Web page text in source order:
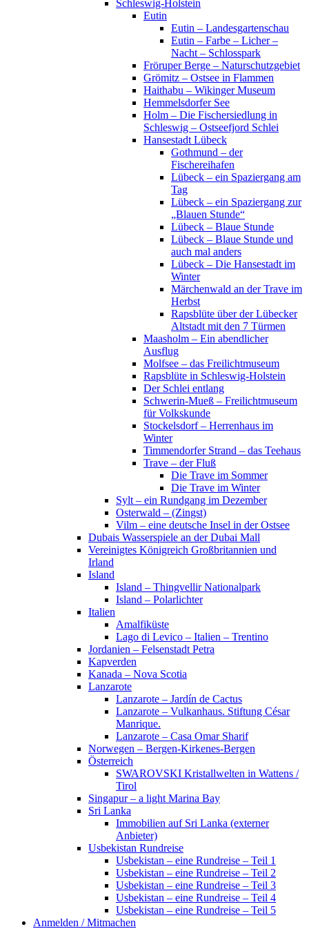
Schleswig-Holstein
Eutin
Eutin – Landesgartenschau
Eutin – Farbe – Licher –
Nacht – Schlosspark
Fröruper Berge – Naturschutzgebiet
Grömitz – Ostsee in Flammen
Haithabu – Wikinger Museum
Hemmelsdorfer See
Holm – Die Fischersiedlung in
Schleswig – Ostseefjord Schlei
Hansestadt Lübeck
Gothmund – der
Fischereihafen
Lübeck – ein Spaziergang am
Tag
Lübeck – ein Spaziergang zur
„Blauen Stunde“
Lübeck – Blaue Stunde
Lübeck – Blaue Stunde und
auch mal anders
Lübeck – Die Hansestadt im
Winter
Märchenwald an der Trave im
Herbst
Rapsblüte über der Lübecker
Altstadt mit den 7 Türmen
Maasholm – Ein abendlicher
Ausflug
Molfsee – das Freilichtmuseum
Rapsblüte in Schleswig-Holstein
Der Schlei entlang
Schwerin-Mueß – Freilichtmuseum
für Volkskunde
Stockelsdorf – Herrenhaus im
Winter
Timmendorfer Strand – das Teehaus
Trave – der Fluß
Die Trave im Sommer
Die Trave im Winter
Sylt – ein Rundgang im Dezember
Osterwald – (Zingst)
Vilm – eine deutsche Insel in der Ostsee
Dubais Wasserspiele an der Dubai Mall
Vereinigtes Königreich Großbritannien und
Irland
Island
Island – Thingvellir Nationalpark
Island – Polarlichter
Italien
Amalfiküste
Lago di Levico – Italien – Trentino
Jordanien – Felsenstadt Petra
Kapverden
Kanada – Nova Scotia
Lanzarote
Lanzarote – Jardín de Cactus
Lanzarote – Vulkanhaus. Stiftung César
Manrique.
Lanzarote – Casa Omar Sharif
Norwegen – Bergen-Kirkenes-Bergen
Österreich
SWAROVSKI Kristallwelten in Wattens /
Tirol
Singapur – a light Marina Bay
Sri Lanka
Immobilien auf Sri Lanka (externer
Anbieter)
Usbekistan Rundreise
Usbekistan – eine Rundreise – Teil 1
Usbekistan – eine Rundreise – Teil 2
Usbekistan – eine Rundreise – Teil 3
Usbekistan – eine Rundreise – Teil 4
Usbekistan – eine Rundreise – Teil 5
Anmelden / Mitmachen